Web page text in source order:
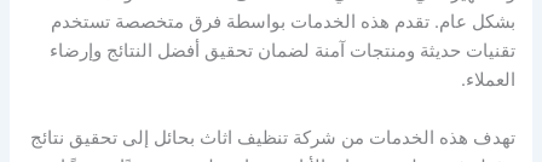
بشكل عام. تقدم هذه الخدمات بواسطة فرق متخصصة تستخدم
تقنيات حديثة ومنتجات آمنة لضمان تحقيق أفضل النتائج وإرضاء
العملاء.
تهدف هذه الخدمات من شركة تنظيف اثاث بحائل إلى تحقيق نتائج